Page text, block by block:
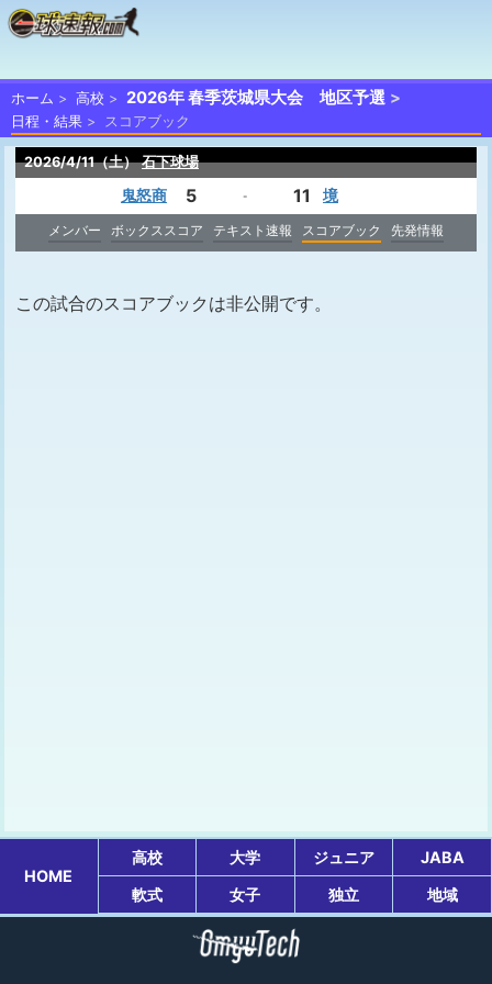
ホーム 高校 2026年 春季茨城県大会 地区予選
日程・結果 スコアブック
2026/4/11（土） 石下球場
鬼怒商 5 - 11 境
メンバー ボックススコア テキスト速報 スコアブック 先発情報
この試合のスコアブックは非公開です。
HOME
高校 大学 ジュニア
JABA
軟式
女子 独立 地域